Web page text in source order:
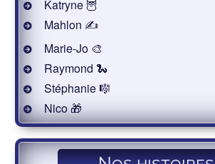
Katryne 🦉
Mahlon ✍
Marie-Jo 🎨
Raymond 🐍
Stéphanie 🎼
Nico 🎁